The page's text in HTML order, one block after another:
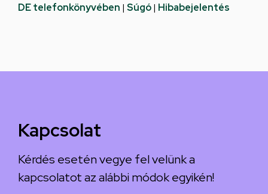
DE telefonkönyvében | Súgó| Hibabejelentés
Kapcsolat
Kérdés esetén vegye fel velünk a
kapcsolatot az alábbi módok egyikén!